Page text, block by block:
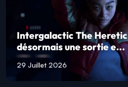
Intergalactic The
désormais une sortie e...
29 Juillet 2026